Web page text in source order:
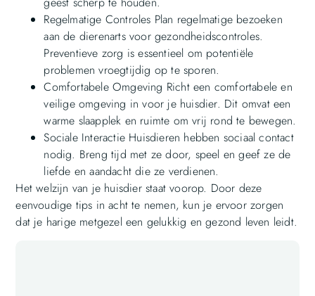
Regelmatige Controles Plan regelmatige bezoeken
aan de dierenarts voor gezondheidscontroles.
Preventieve zorg is essentieel om potentiële
problemen vroegtijdig op te sporen.
Comfortabele Omgeving Richt een comfortabele en
veilige omgeving in voor je huisdier. Dit omvat een
warme slaapplek en ruimte om vrij rond te bewegen.
Sociale Interactie Huisdieren hebben sociaal contact
nodig. Breng tijd met ze door, speel en geef ze de
liefde en aandacht die ze verdienen.
Het welzijn van je huisdier staat voorop. Door deze
eenvoudige tips in acht te nemen, kun je ervoor zorgen
dat je harige metgezel een gelukkig en gezond leven leidt.